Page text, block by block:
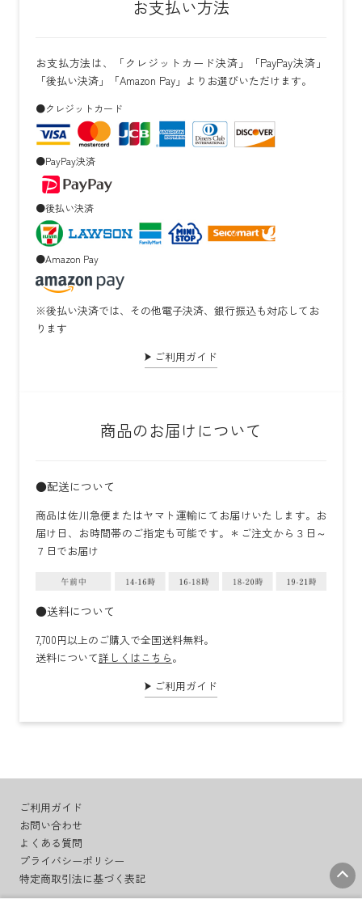
お支払い方法
お支払方法は、「クレジットカード決済」「PayPay決済」
「後払い決済」「Amazon Pay」よりお選びいただけます。
●クレジットカード
●PayPay決済
●後払い決済
●Amazon Pay
※後払い決済では、その他電子決済、銀行振込も対応してお
ります
ご利用ガイド
商品のお届けについて
●配送について
商品は佐川急便またはヤマト運輸にてお届けいたします。お
届け日、お時間帯のご指定も可能です。＊ご注文から３日～
７日でお届け
●送料について
7,700円以上のご購入で全国送料無料。
送料について詳しくはこちら。
ご利用ガイド
ご利用ガイド
お問い合わせ
よくある質問
プライバシーポリシー
特定商取引法に基づく表記